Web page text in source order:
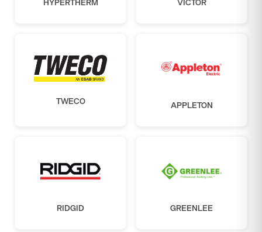
HYPERTHERM VICTOR
TWECO APPLETON
RIDGID GREENLEE